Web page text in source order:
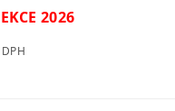
2026
Kč bez DPH